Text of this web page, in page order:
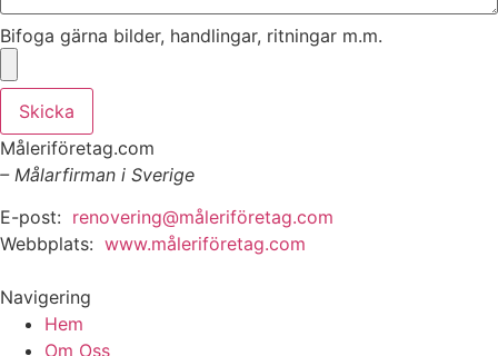
Bifoga gärna bilder, handlingar, ritningar m.m.
Skicka
Måleriföretag.com
– Målarfirman i Sverige
E-post: renovering@måleriföretag.com
Webbplats: www.måleriföretag.com
Navigering
Hem
Om Oss